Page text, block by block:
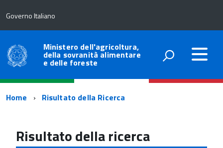
Governo Italiano
Ministero dell'agricoltura,
della sovranità alimentare
e delle foreste
Percorso
navigazione
Home Risultato della Ricerca
Risultato della ricerca